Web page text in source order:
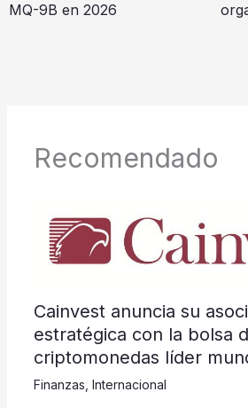
MQ-9B en 2026
Recomendado
Cainvest anuncia su
estratégica con la bolsa
criptomonedas líder
Finanzas Internacional